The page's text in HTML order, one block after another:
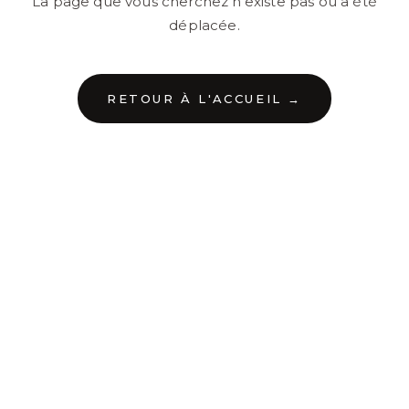
déplacée.
RETOUR À L'ACCUEIL →